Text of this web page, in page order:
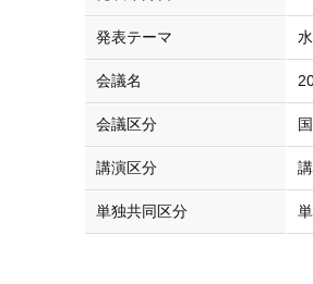
発表テーマ
会議名
会議区分
講演区分
単独共同区分